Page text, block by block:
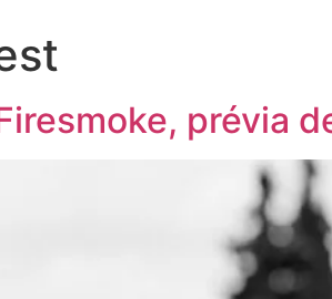
prévia